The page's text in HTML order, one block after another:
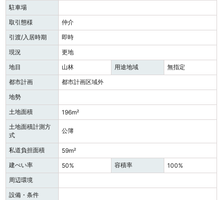
駐車場
取引態様
仲介
引渡/入居時期
即時
現況
更地
地目
山林 用途地域
無指定
都市計画
都市計画区域外
地勢
土地面積
196m²
土地面積計測方
式
公簿
私道負担面積
59m²
建ぺい率
50% 容積率
100%
周辺環境
設備・条件